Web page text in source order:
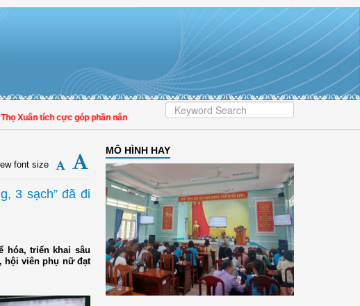
tích cực góp phần nâng cao tỷ lệ người dân tham gia bảo hiểm y tế
font size
3 sạch” đã đi
hóa, triển khai sâu
hội viên phụ nữ đạt
MÔ HÌNH HAY